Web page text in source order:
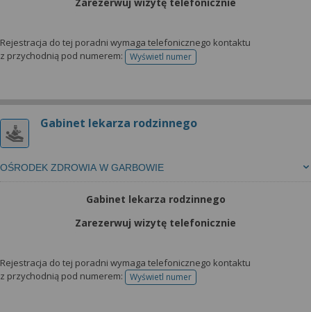
Rejestracja do tej poradni wymaga telefonicznego kontaktu
z przychodnią pod numerem:
Wyświetl numertelefonu do rejestracji
Gabinet lekarza rodzinnego
OŚRODEK ZDROWIA W GARBOWIE
Gabinet lekarza rodzinnego
Zarezerwuj wizytę telefonicznie
Rejestracja do tej poradni wymaga telefonicznego kontaktu
z przychodnią pod numerem:
Wyświetl numertelefonu do rejestracji